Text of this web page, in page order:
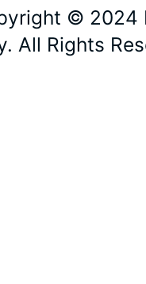
© 2024
All Rights